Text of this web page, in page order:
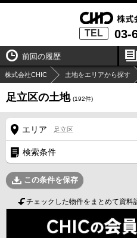
TEL 03-
前回の履歴
株式会社CHIC 土地をエリアから探す
足立区の土地 (192件)
エリア 足立区
検索条件
この条件を保存
チェックした物件をまとめて資料